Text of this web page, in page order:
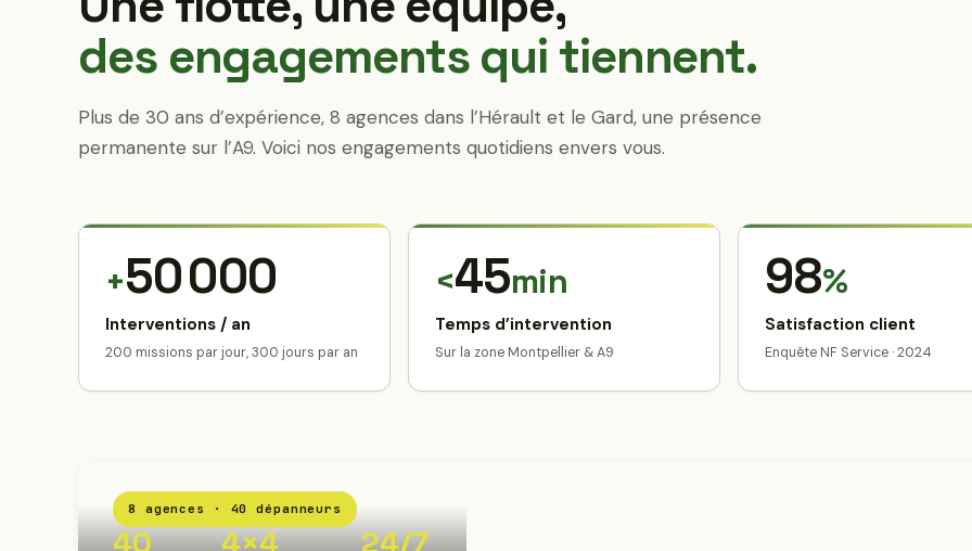
des engagements qui tiennent.
Plus de 30 ans d’expérience, 8 agences dans l’Hérault et le Gard, une présence
permanente sur l’A9. Voici nos engagements quotidiens envers vous.
+50 000
Interventions / an
200 missions par jour, 300 jours par an
<45min
Temps d’intervention
Sur la zone Montpellier & A9
98%
Satisfaction client
Enquête NF Service · 2024
8 agences · 40 dépanneurs
40 4×4 24/7